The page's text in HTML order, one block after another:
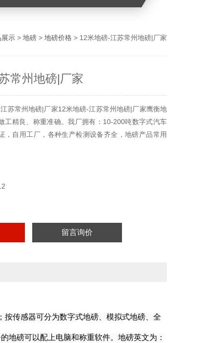
展示 > 地磅 > 地磅价格 > 12米地磅-江苏常州地磅|厂家
常州地磅|厂家
苏常州地磅|厂家12米地磅-江苏常州地磅|厂家鹰衡地
工精良、称重准确。我厂拥有：10-200吨数字式汽车
，自用工厂，各种生产检测设备齐全，地磅产品常用
商鹰衡欢迎您！江苏常州地磅
留言询价
传感器可分为数字式地磅、模拟式地磅、全
地磅可以配上电脑和称重软件。地磅英文为：